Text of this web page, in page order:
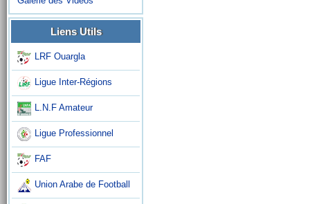
Liens Utils
LRF Ouargla
Ligue Inter-Régions
L.N.F Amateur
Ligue Professionnel
FAF
Union Arabe de Football